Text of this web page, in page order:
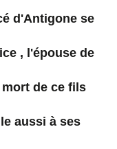
d'Antigone se
, l'épouse de
de ce fils
aussi à ses